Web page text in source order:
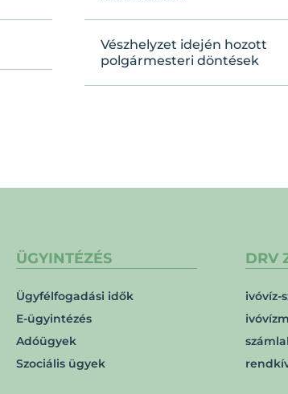
Vészhelyzet idején hozott
polgármesteri döntések
ÜGYINTÉZÉS
Ügyfélfogadási idők
E-ügyintézés
Adóügyek
Szociális ügyek
DRV
ivóvíz-